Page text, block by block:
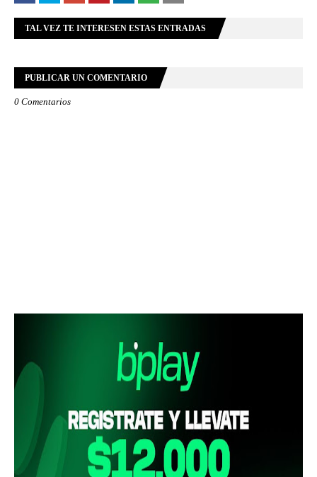
TAL VEZ TE INTERESEN ESTAS ENTRADAS
PUBLICAR UN COMENTARIO
0 Comentarios